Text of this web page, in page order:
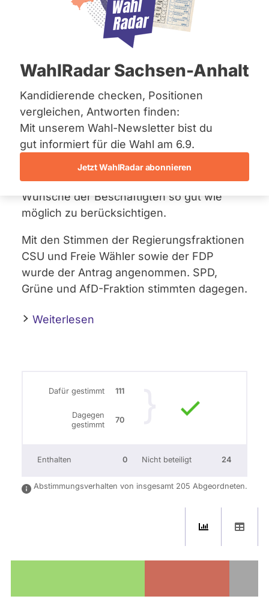
Bremen
Hamburg
Mecklenburg-Vorpommern
Nordrhein-Westfalen
Saarland
Sachsen
Sachsen-Anhalt
Sachsen-Anhalt
Schleswig-Holstein
Thüringen
Archiv
Über uns
WahlRadar Sachsen-Anhalt
Kandidierende checken, Positionen
vergleichen, Antworten finden:
Mit unserem Wahl-Newsletter bist du
gut informiert für die Wahl am 6.9.
Jetzt WahlRadar abonnieren
Gesundheitswesen
11. Februar 2020
Der Landtag fordert mit ihrem
auf, Beschäftigte in Bayerns Kliniken und
Pflegeeinrichtungen stärker zu
unterstützen und die Bemühungen im
Rahmen des Präventionsplans
beizubehalten. Zudem appelliert der
Landtag an die Tarifvertragsparteien, die
Wünsche der Beschäftigten so gut wie
möglich zu berücksichtigen.
Mit den Stimmen der Regierungsfraktionen
CSU und Freie Wähler sowie der FDP
wurde der Antrag angenommen. SPD,
Grüne und AfD-Fraktion stimmten dagegen.
Weiterlesen
Dafür gestimmt 111
Dagegen
gestimmt
70
Enthalten 0 Nicht beteiligt 24
Abstimmungsverhalten von insgesamt 205 Abgeordneten.